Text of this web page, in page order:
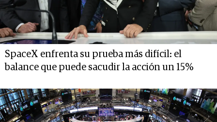
SpaceX enfrenta su prueba más difícil: el
balance que puede sacudir la acción un 15%